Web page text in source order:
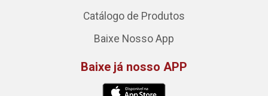
Catálogo de Produtos
Baixe Nosso App
Baixe já nosso APP